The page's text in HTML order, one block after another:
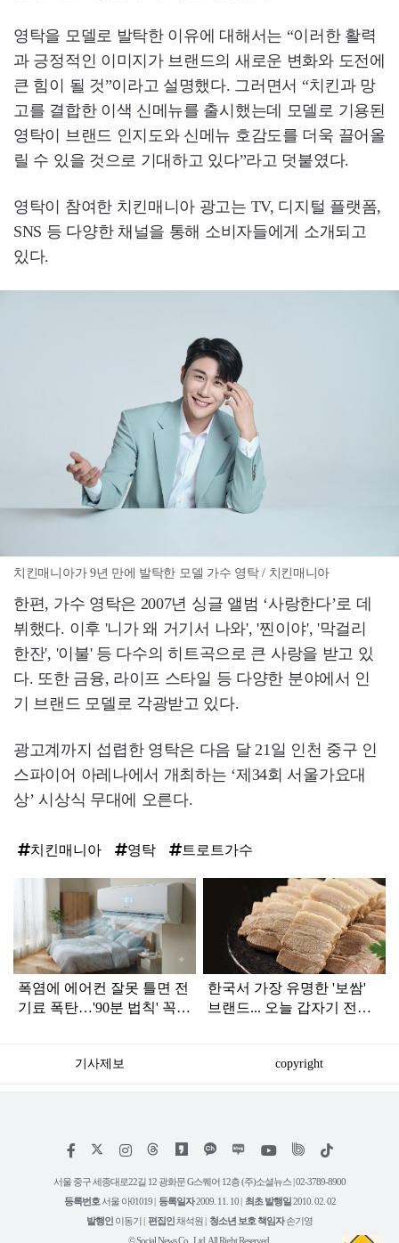
영탁을 모델로 발탁한 이유에 대해서는 “이러한 활력
과 긍정적인 이미지가 브랜드의 새로운 변화와 도전에
큰 힘이 될 것”이라고 설명했다. 그러면서 “치킨과 망
고를 결합한 이색 신메뉴를 출시했는데 모델로 기용된
영탁이 브랜드 인지도와 신메뉴 호감도를 더욱 끌어올
릴 수 있을 것으로 기대하고 있다”라고 덧붙였다.
영탁이 참여한 치킨매니아 광고는 TV, 디지털 플랫폼,
SNS 등 다양한 채널을 통해 소비자들에게 소개되고
있다.
치킨매니아가 9년 만에 발탁한 모델 가수 영탁 / 치킨매니아
한편, 가수 영탁은 2007년 싱글 앨범 ‘사랑한다’로 데
뷔했다. 이후 '니가 왜 거기서 나와', '찐이야', '막걸리
한잔', '이불' 등 다수의 히트곡으로 큰 사랑을 받고 있
다. 또한 금융, 라이프 스타일 등 다양한 분야에서 인
기 브랜드 모델로 각광받고 있다.
광고계까지 섭렵한 영탁은 다음 달 21일 인천 중구 인
스파이어 아레나에서 개최하는 ‘제34회 서울가요대
상’ 시상식 무대에 오른다.
치킨매니아 영탁 트로트가수
라
인
폭염에 에어컨 잘못 틀면 전
기료 폭탄…'90분 법칙' 꼭
한국서 가장 유명한 '보쌈'
브랜드... 오늘 갑자기 전해
기사제보 copyright
페
스
인
타
램
위
트
유
튜
틱
서울 중구 세종대로22길 12 광화문 G스퀘어 12층 (주)소셜뉴스 | 02-3789-8900
등록번호 서울 아01019 | 등록일자2009. 11. 10 | 최초 발행일 2010. 02. 02
발행인 이동기 | 편집인 채석원 | 청소년 보호 책임자손기영
© Social News Co., Ltd. All Right Reserved.